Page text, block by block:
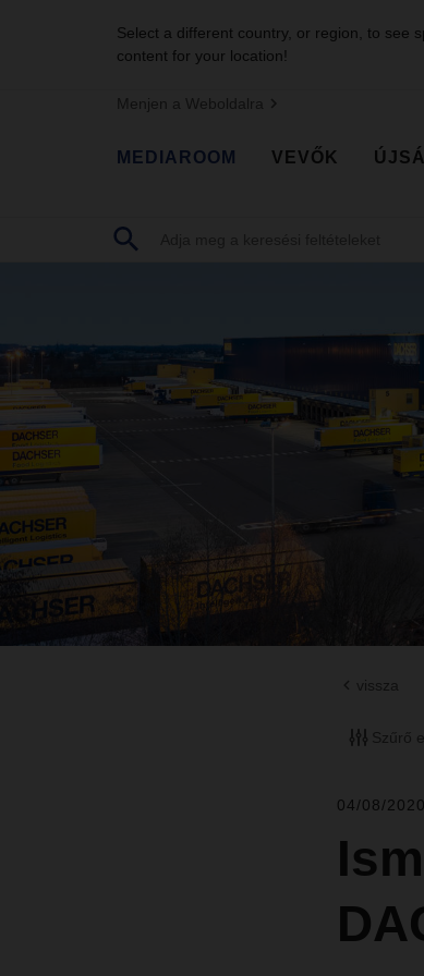
Select a different country, or region, to see
content for your location!
Menjen a Weboldalra
MEDIAROOM VEVŐK
vissza
Szűrő
04/08/2020